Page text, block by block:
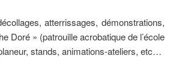
atterrissages, démonstrations,
Doré » (patrouille acrobatique de l’école
stands, animations-ateliers, etc…